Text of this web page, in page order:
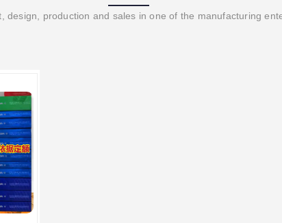
design, production and sales in one of the manufacturing